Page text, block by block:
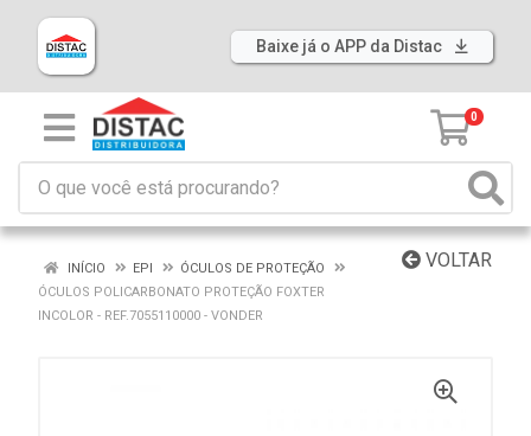
Baixe já o APP da Distac
0
VOLTAR
INÍCIO EPI
ÓCULOS DE PROTEÇÃO
ÓCULOS POLICARBONATO PROTEÇÃO FOXTER
INCOLOR - REF.7055110000 - VONDER